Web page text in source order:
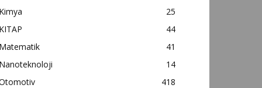
25
44
41
14
418